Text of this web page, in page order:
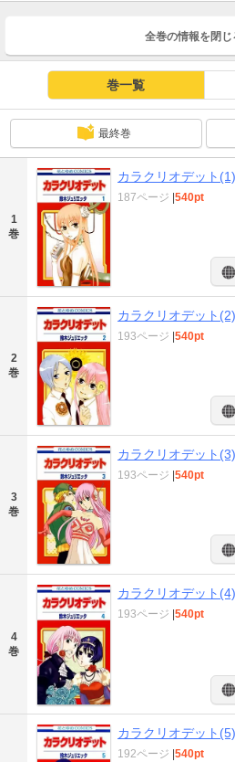
全巻の情報を 閉じ
巻一覧
最終巻
1
巻
カラクリオデット(1)
187ページ 540pt
2
巻
カラクリオデット(2)
193ページ 540pt
3
巻
カラクリオデット(3)
193ページ 540pt
4
巻
カラクリオデット(4)
193ページ 540pt
カラクリオデット(5)
192ページ 540pt